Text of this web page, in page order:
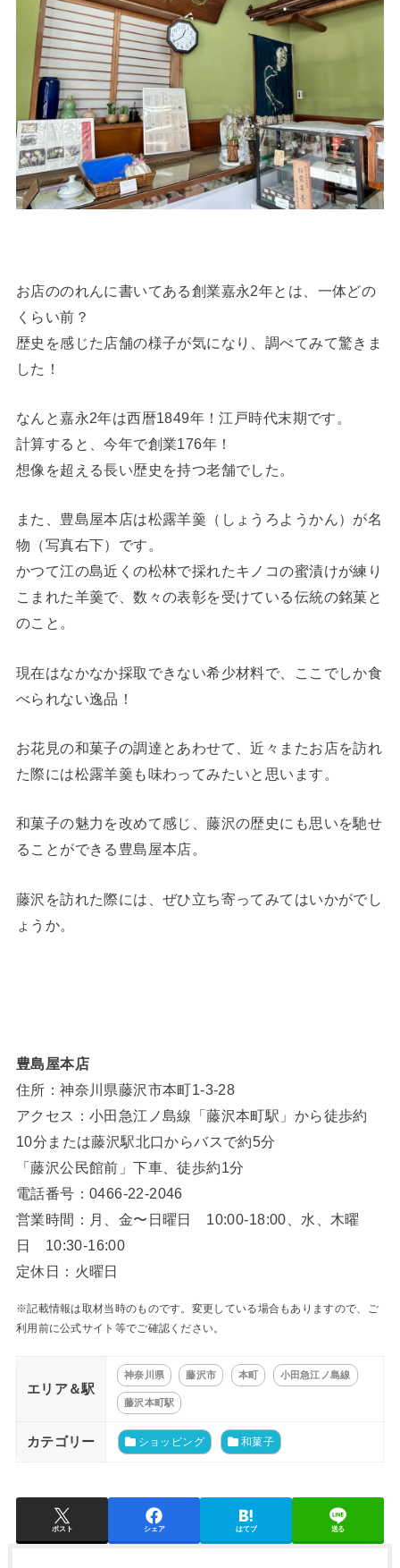
お店ののれんに書いてある創業嘉永2年とは、一体どの
くらい前？
歴史を感じた店舗の様子が気になり、調べてみて驚きま
した！
なんと嘉永2年は西暦1849年！江戸時代末期です。
計算すると、今年で創業176年！
想像を超える長い歴史を持つ老舗でした。
また、豊島屋本店は松露羊羹（しょうろようかん）が名
物（写真右下）です。
かつて江の島近くの松林で採れたキノコの蜜漬けが練り
こまれた羊羹で、数々の表彰を受けている伝統の銘菓と
のこと。
現在はなかなか採取できない希少材料で、ここでしか食
べられない逸品！
お花見の和菓子の調達とあわせて、近々またお店を訪れ
た際には松露羊羹も味わってみたいと思います。
和菓子の魅力を改めて感じ、藤沢の歴史にも思いを馳せ
ることができる豊島屋本店。
藤沢を訪れた際には、ぜひ立ち寄ってみてはいかがでし
ょうか。
豊島屋本店
住所：神奈川県藤沢市本町1-3-28
アクセス：小田急江ノ島線「藤沢本町駅」から徒歩約
10分または藤沢駅北口からバスで約5分
「藤沢公民館前」下車、徒歩約1分
電話番号：0466-22-2046
営業時間：月、金〜日曜日 10:00-18:00、水、木曜
日 10:30-16:00
定休日：火曜日
※記載情報は取材当時のものです。変更している場合もありますので、ご
利用前に公式サイト等でご確認ください。
エリア＆駅
神奈川県 藤沢市 本町 小田急江ノ島線
藤沢本町駅
カテゴリー ショッピング 和菓子
ポスト シェア はてブ 送る